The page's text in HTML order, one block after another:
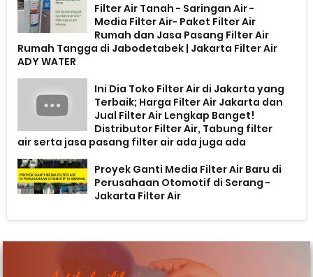
Filter Air Tanah - Saringan Air -
Media Filter Air- Paket Filter Air
Rumah dan Jasa Pasang Filter Air
Rumah Tangga di Jabodetabek | Jakarta Filter Air
ADY WATER
Ini Dia Toko Filter Air di Jakarta yang
Terbaik; Harga Filter Air Jakarta dan
Jual Filter Air Lengkap Banget!
Distributor Filter Air, Tabung filter
air serta jasa pasang filter air ada juga ada
Proyek Ganti Media Filter Air Baru di
Perusahaan Otomotif di Serang -
Jakarta Filter Air